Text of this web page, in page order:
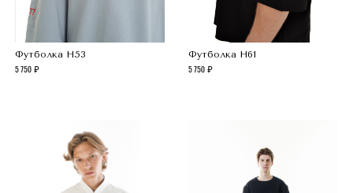
Футболка H53
5 750
Футболка H61
5 750